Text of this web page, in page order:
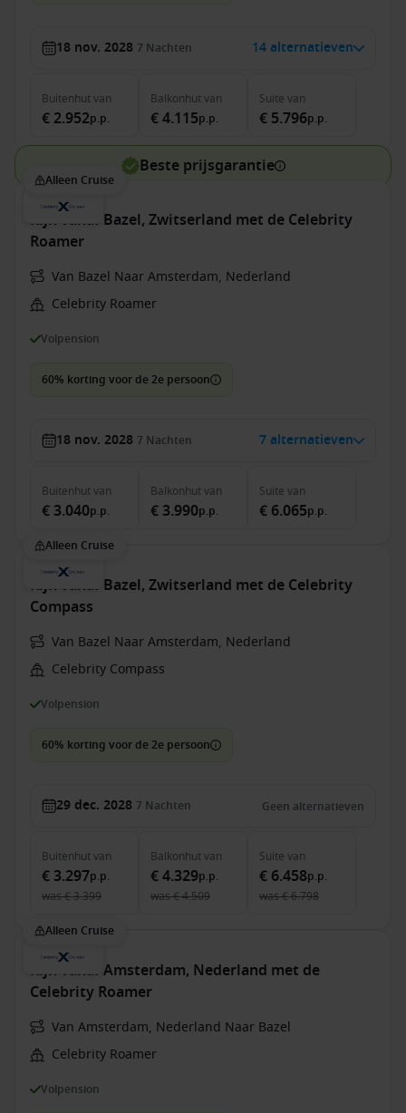
18 nov. 2028 7 Nachten 14 alternatieven
Buitenhutvan
€ 2.952p.p.
Balkonhutvan
€ 4.115p.p.
Suite van
€ 5.796p.p.
Beste prijsgarantie
Alleen Cruise
Rijn vanaf Bazel, Zwitserland met de Celebrity
Roamer
Van Bazel Naar Amsterdam, Nederland
Celebrity Roamer
Volpension
60% korting voor de 2e persoon
18 nov. 2028 7 Nachten 7 alternatieven
Buitenhutvan
€ 3.040p.p.
Balkonhutvan
€ 3.990p.p.
Suite van
€ 6.065p.p.
Alleen Cruise
Rijn vanaf Bazel, Zwitserland met de Celebrity
Compass
Van Bazel Naar Amsterdam, Nederland
Celebrity Compass
Volpension
60% korting voor de 2e persoon
29 dec. 2028 7 Nachten Geen alternatieven
Buitenhutvan
€ 3.297p.p.
was€ 3.399
Balkonhutvan
€ 4.329p.p.
was€ 4.509
Suite van
€ 6.458p.p.
was€ 6.798
Alleen Cruise
Rijn vanaf Amsterdam, Nederland met de
Celebrity Roamer
Van Amsterdam, Nederland Naar Bazel
Celebrity Roamer
Volpension